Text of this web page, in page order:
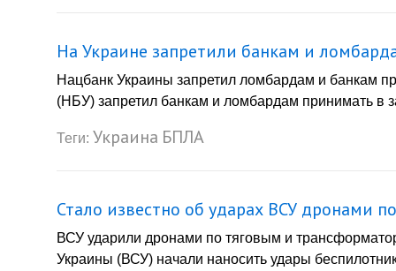
На Украине запретили банкам и
Нацбанк Украины запретил ломбардам и банкам
(НБУ) запретил банкам и ломбардам принимать в
Теги: Украина БПЛА
Стало известно об ударах ВСУ дронами
ВСУ ударили дронами по тяговым и
Украины (ВСУ) начали наносить удары